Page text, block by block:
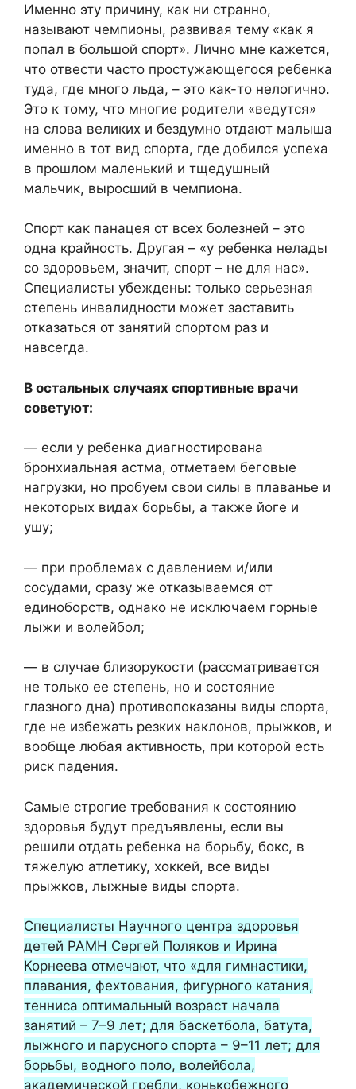
Именно эту причину, как ни странно,
называют чемпионы, развивая тему «как я
попал в большой спорт». Лично мне кажется,
что отвести часто простужающегося ребенка
туда, где много льда, – это как-то нелогично.
Это к тому, что многие родители «ведутся»
на слова великих и бездумно отдают малыша
именно в тот вид спорта, где добился успеха
в прошлом маленький и тщедушный
мальчик, выросший в чемпиона.
Спорт как панацея от всех болезней – это
одна крайность. Другая – «у ребенка нелады
со здоровьем, значит, спорт – не для нас».
Специалисты убеждены: только серьезная
степень инвалидности может заставить
отказаться от занятий спортом раз и
навсегда.
В остальных случаях спортивные врачи
советуют:
— если у ребенка диагностирована
бронхиальная астма, отметаем беговые
нагрузки, но пробуем свои силы в плаванье и
некоторых видах борьбы, а также йоге и
ушу;
— при проблемах с давлением и/или
сосудами, сразу же отказываемся от
единоборств, однако не исключаем горные
лыжи и волейбол;
— в случае близорукости (рассматривается
не только ее степень, но и состояние
глазного дна) противопоказаны виды спорта,
где не избежать резких наклонов, прыжков, и
вообще любая активность, при которой есть
риск падения.
Самые строгие требования к состоянию
здоровья будут предъявлены, если вы
решили отдать ребенка на борьбу, бокс, в
тяжелую атлетику, хоккей, все виды
прыжков, лыжные виды спорта.
Специалисты Научного центра здоровья
детей РАМН Сергей Поляков и Ирина
Корнеева отмечают, что «для гимнастики,
плавания, фехтования, фигурного катания,
тенниса оптимальный возраст начала
занятий – 7–9 лет; для баскетбола, батута,
лыжного и парусного спорта – 9–11 лет; для
борьбы, водного поло, волейбола,
академической гребли, конькобежного